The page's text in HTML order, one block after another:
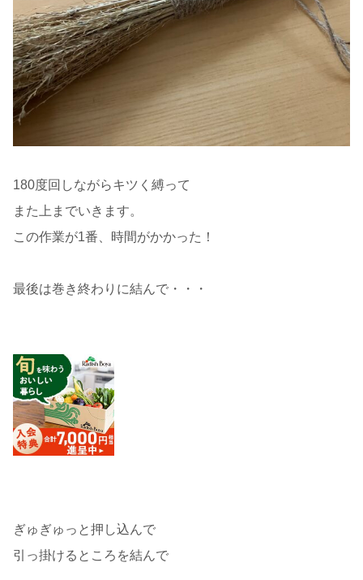
180度回しながらキツく縛って
また上までいきます。
この作業が1番、時間がかかった！
最後は巻き終わりに結んで・・・
ぎゅぎゅっと押し込んで
引っ掛けるところを結んで